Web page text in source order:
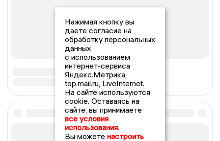
Нажимая кнопку вы
даете согласие на
обработку персональных
данных
с использованием
интернет-сервиса
Яндекс.Метрика,
top.mail.ru, LiveInternet.
На сайте используются
cookie. Оставаясь на
сайте, вы принимаете
все условия
использования.
Вы можете настроить